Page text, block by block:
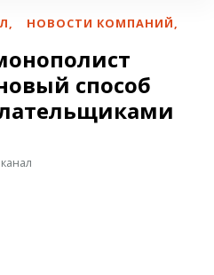
, НОВОСТИ КОМПАНИЙ,
способ